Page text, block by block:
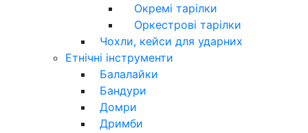
Окремі тарілки
Оркестрові тарілки
Чохли, кейси для ударних
Етнічні інструменти
Балалайки
Бандури
Домри
Дримби